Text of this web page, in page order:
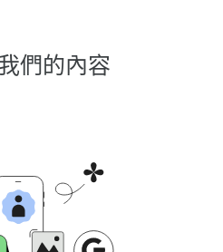
們的內容